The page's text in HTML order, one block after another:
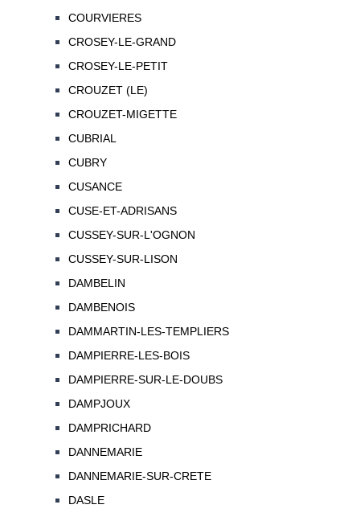
COURVIERES
CROSEY-LE-GRAND
CROSEY-LE-PETIT
CROUZET (LE)
CROUZET-MIGETTE
CUBRIAL
CUBRY
CUSANCE
CUSE-ET-ADRISANS
CUSSEY-SUR-L'OGNON
CUSSEY-SUR-LISON
DAMBELIN
DAMBENOIS
DAMMARTIN-LES-TEMPLIERS
DAMPIERRE-LES-BOIS
DAMPIERRE-SUR-LE-DOUBS
DAMPJOUX
DAMPRICHARD
DANNEMARIE
DANNEMARIE-SUR-CRETE
DASLE